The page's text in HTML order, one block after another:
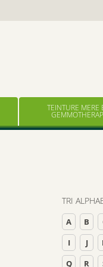
TEINTURE MERE
TRI
A B
I
J
Q
R